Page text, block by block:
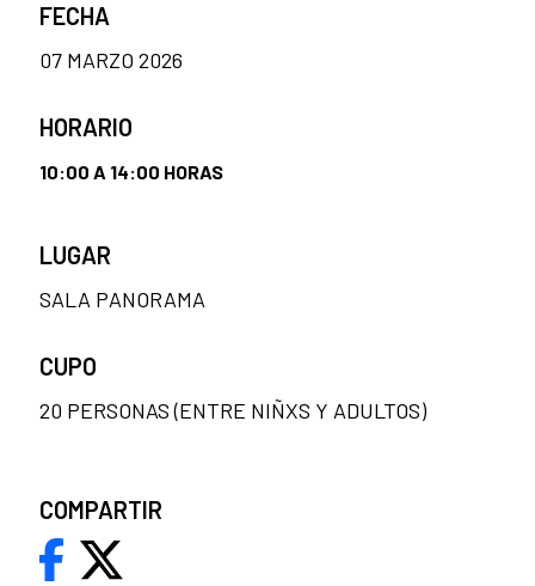
FECHA
07 MARZO 2026
HORARIO
10:00 A 14:00 HORAS
LUGAR
SALA PANORAMA
CUPO
20 PERSONAS (ENTRE NIÑXS Y ADULTOS)
COMPARTIR